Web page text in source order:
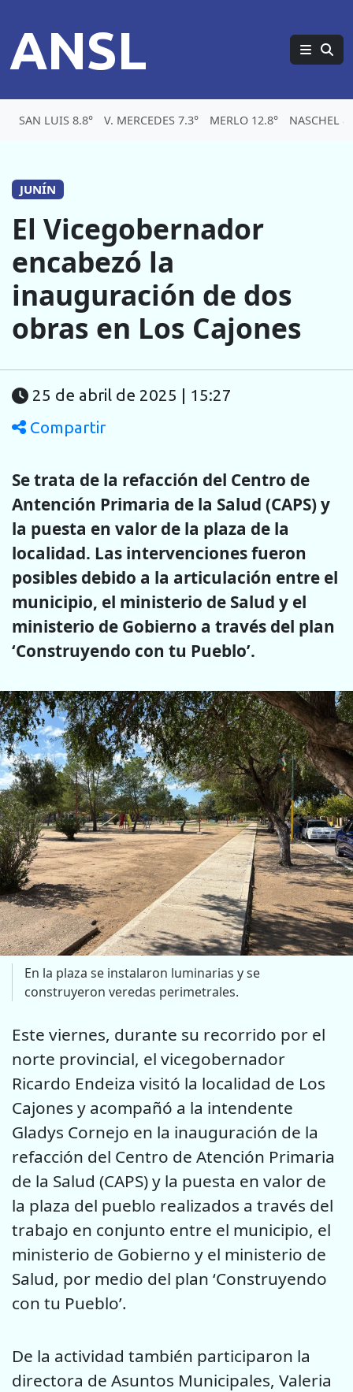
ANSL
SAN LUIS 8.8° V. MERCEDES 7.3° MERLO 12.8° NASCHEL
JUNÍN
El Vicegobernador
encabezó la
inauguración de dos
obras en Los Cajones
25 de abril de 2025 | 15:27
Compartir
Se trata de la refacción del Centro de
Antención Primaria de la Salud (CAPS) y
la puesta en valor de la plaza de la
localidad. Las intervenciones fueron
posibles debido a la articulación entre el
municipio, el ministerio de Salud y el
ministerio de Gobierno a través del plan
‘Construyendo con tu Pueblo’.
En la plaza se instalaron luminarias y se
construyeron veredas perimetrales.
Este viernes, durante su recorrido por el
norte provincial, el vicegobernador
Ricardo Endeiza visitó la localidad de Los
Cajones y acompañó a la intendente
Gladys Cornejo en la inauguración de la
refacción del Centro de Atención Primaria
de la Salud (CAPS) y la puesta en valor de
la plaza del pueblo realizados a través del
trabajo en conjunto entre el municipio, el
ministerio de Gobierno y el ministerio de
Salud, por medio del plan ‘Construyendo
con tu Pueblo’.
De la actividad también participaron la
directora de Asuntos Municipales, Valeria